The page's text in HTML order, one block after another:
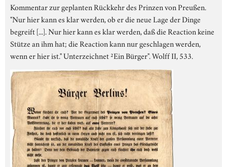
Kommentar zur geplanten Rückkehr des Prinzen von Preußen.
"Nur hier kann es klar werden, ob er die neue Lage der Dinge
begreift [...]. Nur hier kann es klar werden, daß die Reaction keine
Stütze an ihm hat; die Reaction kann nur geschlagen werden,
wenn er hier ist." Unterzeichnet ²Ein Bürger". Wolff II, 533.